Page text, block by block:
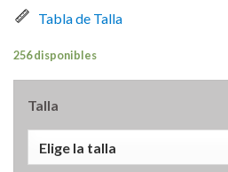
Tabla de Talla
256 disponibles
Talla